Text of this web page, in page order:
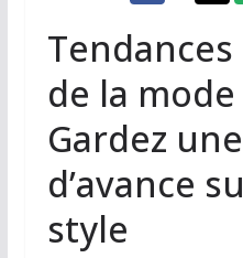
de la
Gardez
d’avance
style